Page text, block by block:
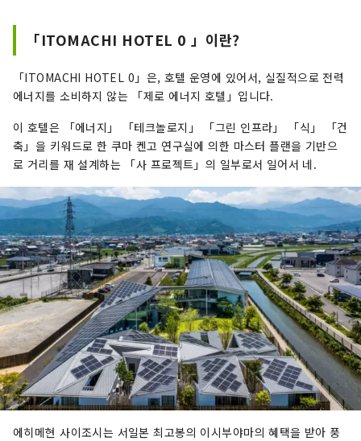
「ITOMACHI HOTEL 0 」이란?
「ITOMACHI HOTEL 0」은, 호텔 운영에 있어서, 실질적으로 전력
에너지를 소비하지 않는 「제로 에너지 호텔」입니다.
이 호텔은 「에너지」 「테크놀로지」 「그린 인프라」 「식」 「건
축」을 키워드로 한 쿠마 켄고 연구실에 의한 마스터 플랜을 기반으
로 거리를 재 설계하는 「사 프로젝트」의 일부로서 일어서 네.
에히메현 사이조시는 서일본 최고봉의 이시부야마의 혜택을 받아 풍